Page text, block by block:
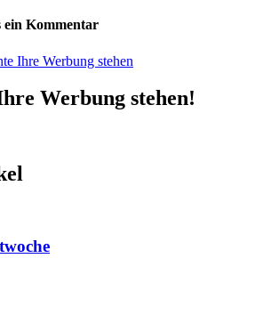
ein Kommentar
Werbung stehen!